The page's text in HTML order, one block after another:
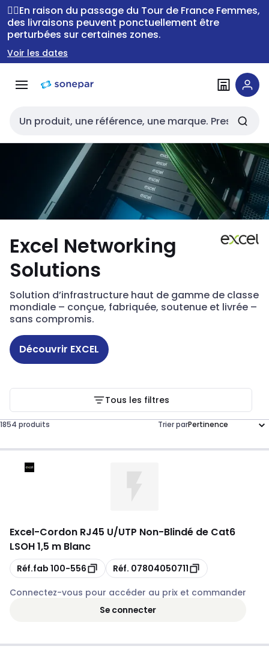
Passer à la
navigation
Passer
au
contenu
🚴‍♂️En raison du passage du Tour de France Femmes,
des livraisons peuvent ponctuellement être
perturbées sur certaines zones.
Voir les dates
Entrée de recherche
Excel Networking
Solutions
Solution d’infrastructure haut de gamme de classe
mondiale – conçue, fabriquée, soutenue et livrée –
sans compromis.
Découvrir EXCEL
Tous les filtres
1854 produits Trier par
Excel-Cordon RJ45 U/UTP Non-Blindé de Cat6
LSOH 1,5 m Blanc
Copie
Réf.fab 100-556 Copie
Réf. 07804050711
Connectez-vous pour accéder au prix et commander
Se connecter